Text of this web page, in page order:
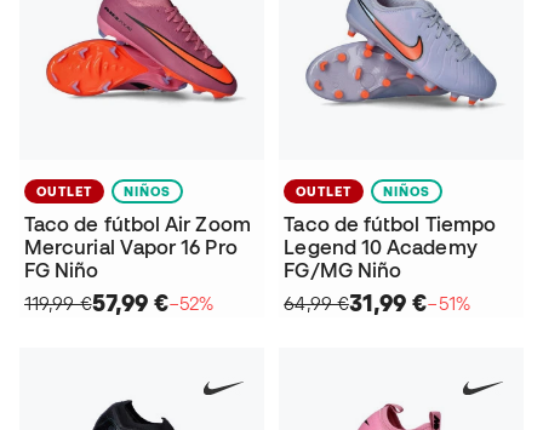
OUTLET NIÑOS
Taco de fútbol Air Zoom
Mercurial Vapor 16 Pro
FG Niño
119,99 €57,99 €−52%
OUTLET NIÑOS
Taco de fútbol Tiempo
Legend 10 Academy
FG/MG Niño
64,99 €31,99 €−51%